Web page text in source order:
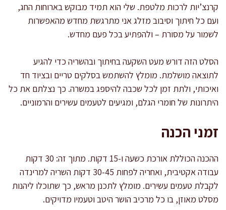
קרנצ’יות לרכות מלטפת. שלי הוא תמיד מבוקש בארוחות החג,
ועם כל חיתוך וסיבוב מזלג אני מתרגשת מחדש מהאפשרות
לשמור על מסורת – ולהפתיע בכל פעם מחדש.
הסלט הזה דורש מעט השקעה בחיתוך ובהשריה כדי להגיע
לתוצאה מושלמת. מומלץ להשתמש בסלקים טריים ובציוד חד
ואיכותי, ולתת זמן לכל שכבה להיספג במשרה. כך נצלתם את כל
היתרונות של חומרי הגלם, ומגיעים לטעמים עשירים והרמוניים.
זמני הכנה
ההכנה הכוללת אורכת כשעה ו-15 דקות. מתוך זה: 30 דקות
עבודה אקטיבית, ואחריה לפחות 30-45 דקות השריה למרינדה
לקבלת טעמים עשירים. מומלץ לתכנן מראש, כך שתוכלו ליהנות
מסלט מאוזן, בו כל מרכיב הושר היטב וטעמיו מדויקים.